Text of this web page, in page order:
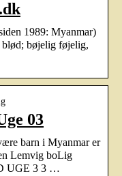
1989: Myanmar)
bøjelig føjelig,
03
barn i Myanmar er
Lemvig boLig
UGE 3 3 …